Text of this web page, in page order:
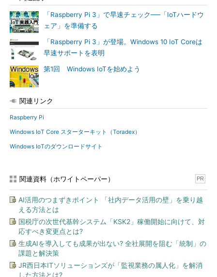
「Raspberry Pi 3」で早速チェック──「IoTハードウ
ェア」を準備する
「Raspberry Pi 3」が登場。Windows 10 IoT Coreは
早速サポートを表明
第1回 Windows IoTを始めよう
関連リンク
Raspberry Pi
Windows IoT Core スターターキット（Toradex）
Windows IoTのダウンロードサイト
関連資料（ホワイトペーパー） PR
AI活用のつまずきポイント 「社内データ活用の壁」を乗り越
える方法とは
国税庁の次世代基幹システム「KSK2」稼働開始に向けて、対
応すべき変更点とは?
生成AIを導入しても成果が出ない? 全社展開を阻む「統制」の
課題と解決策
JR西日本ITソリューションズが「監視業務の属人化」を解消
した方法とは?